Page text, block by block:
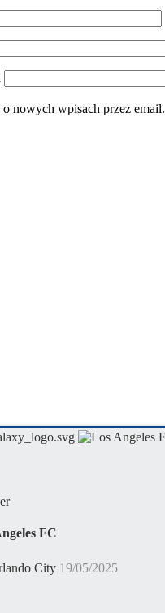
nowych wpisach przez email.
FC
19/05/2025